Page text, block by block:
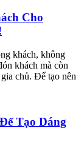
Cho
khách, không
khách mà còn
chủ. Để tạo nên
Tạo Dáng